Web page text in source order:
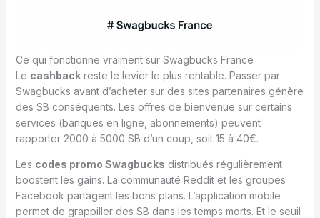
Ce qui fonctionne vraiment sur Swagbucks France
Le cashbackreste le levier le plus rentable. Passer par
Swagbucks avant d’acheter sur des sites partenaires génère
des SB conséquents. Les offres de bienvenue sur certains
services (banques en ligne, abonnements) peuvent
rapporter 2000 à 5000 SB d’un coup, soit 15 à 40€.
Les codes promo Swagbucks distribués régulièrement
boostent les gains. La communauté Reddit et les groupes
Facebook partagent les bons plans. L’application mobile
permet de grappiller des SB dans les temps morts. Et le seuil